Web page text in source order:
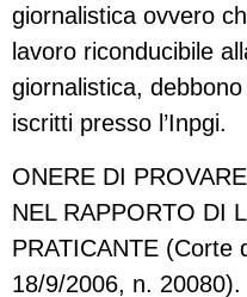
giornalistica ovvero
lavoro riconducibile
giornalistica,
iscritti presso l’Inpgi.
ONERE DI
NEL RAPPORTO DI
PRATICANTE (Corte
18/9/2006, n. 20080).